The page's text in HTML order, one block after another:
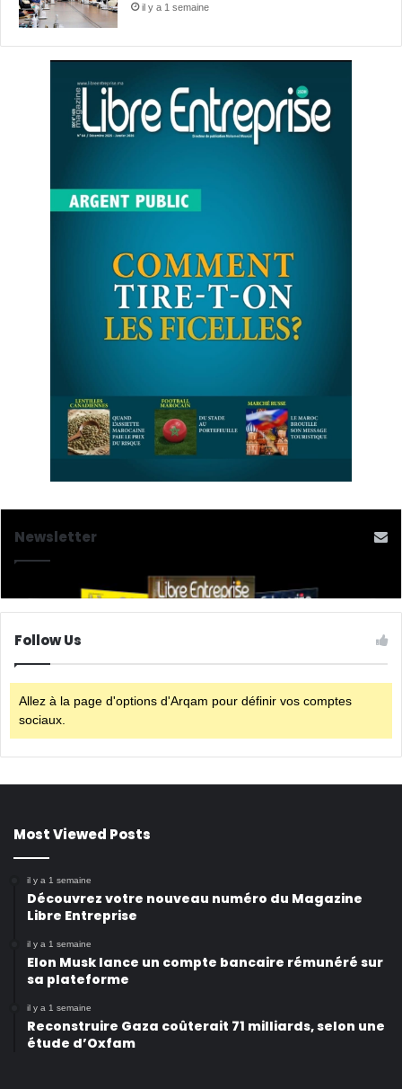
il y a 1 semaine
Newsletter
Follow Us
Allez à la page d'options d'Arqam pour définir vos comptes
sociaux.
Most Viewed Posts
il y a 1 semaine
Découvrez votre nouveau numéro du Magazine
Libre Entreprise
il y a 1 semaine
Elon Musk lance un compte bancaire rémunéré sur
sa plateforme
il y a 1 semaine
Reconstruire Gaza coûterait 71 milliards, selon une
étude d’Oxfam